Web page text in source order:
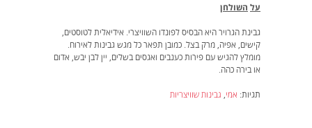
על השולחן
גבינת הגרויר היא הבסיס לפונדו השוויצרי. אידיאלית לטוסטים,
קישים, אפיה, מרק בצל. כמובן תפאר כל מגש גבינות לאירוח.
מומלץ להגיש עם פירות כענבים ואגסים בשלים, יין לבן יבש, אדום
או בירה כהה.
תגיות: אמי, גבינות שוויצריות